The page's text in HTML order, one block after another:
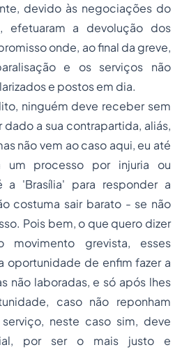
devido às negociações do
efetuaram a devolução dos
onde, ao final da greve,
e os serviços não
e postos em dia.
ninguém deve receber sem
a sua contrapartida, aliás,
não vem ao caso aqui, eu até
um processo por injuria ou
a 'Brasília' para responder a
costuma sair barato - se não
Pois bem, o que quero dizer
grevista, esses
oportunidade de enfim fazer a
não laboradas, e só após lhes
caso não reponham
neste caso sim, deve
por ser o mais justo e